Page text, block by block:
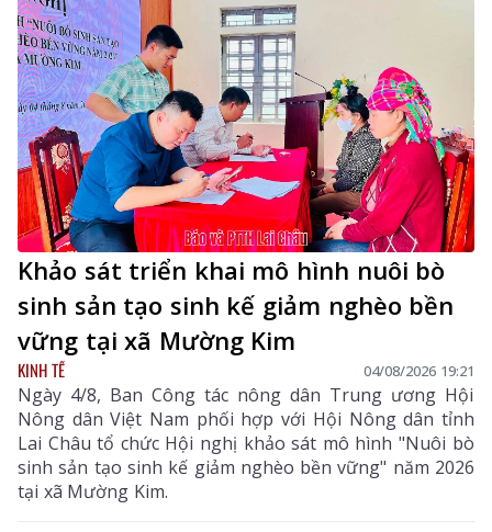
Khảo sát triển khai mô hình nuôi bò
sinh sản tạo sinh kế giảm nghèo bền
vững tại xã Mường Kim
KINH TẾ 04/08/2026 19:21
Ngày 4/8, Ban Công tác nông dân Trung ương Hội
Nông dân Việt Nam phối hợp với Hội Nông dân tỉnh
Lai Châu tổ chức Hội nghị khảo sát mô hình "Nuôi bò
sinh sản tạo sinh kế giảm nghèo bền vững" năm 2026
tại xã Mường Kim.